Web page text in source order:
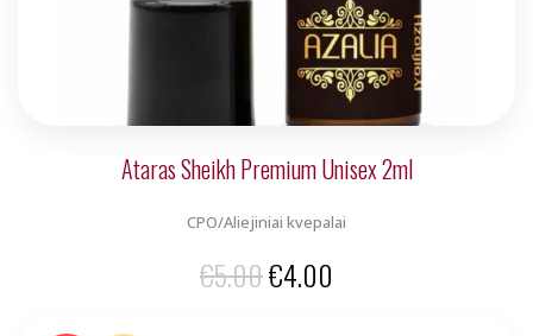
Ataras Sheikh Premium Unisex 2ml
CPO/Aliejiniai kvepalai
€5.00Original
€4.00